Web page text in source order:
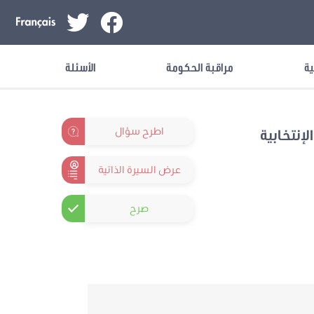
مراقبة الحكومة الأسئلة
اطرح سؤال
عرض السيرة الذاتية
صرح